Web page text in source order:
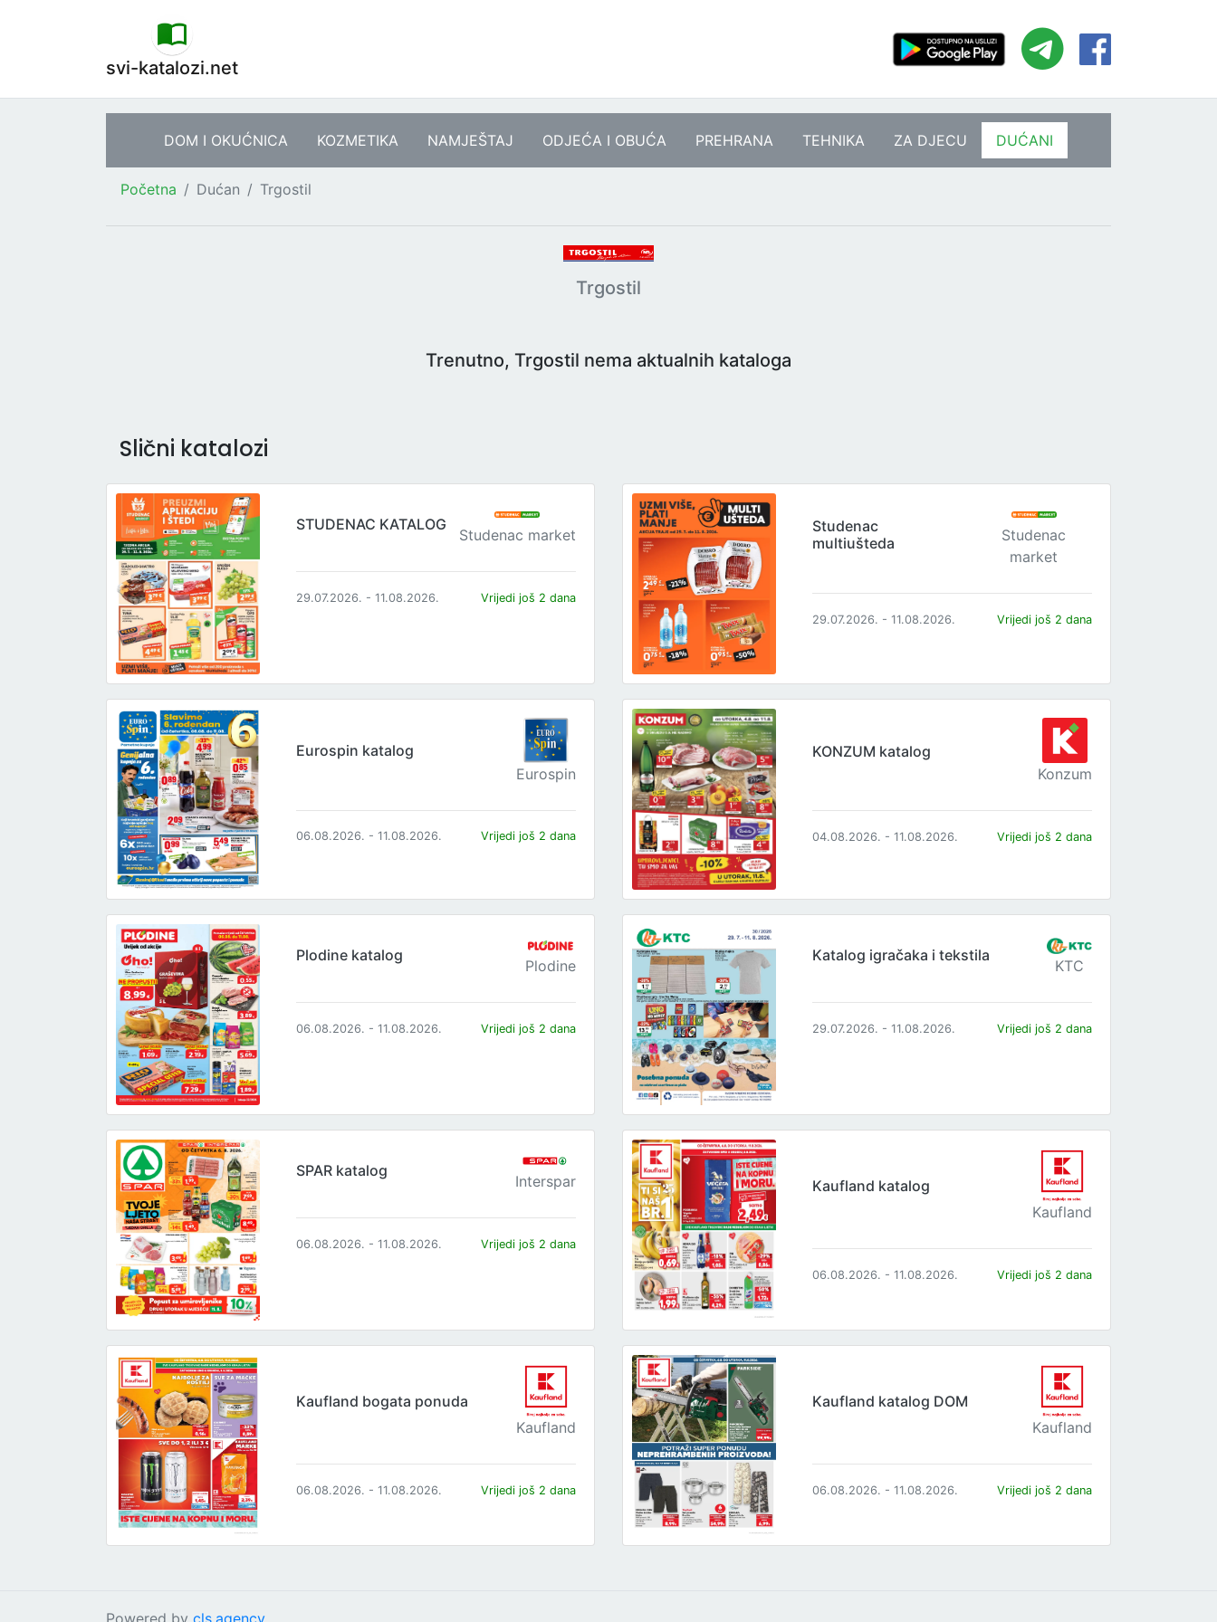
svi-katalozi.net
DOM I OKUĆNICA KOZMETIKA NAMJEŠTAJ ODJEĆA I OBUĆA PREHRANA TEHNIKA ZA DJECU DUĆANI
Početna Dućan Trgostil
Trgostil
Trenutno, Trgostil nema aktualnih kataloga
Slični katalozi
STUDENAC KATALOG
Studenac market
29.07.2026. - 11.08.2026. Vrijedi još 2 dana
Studenac
multiušteda
Studenac
market
29.07.2026. - 11.08.2026. Vrijedi još 2 dana
Eurospin katalog
Eurospin
06.08.2026. - 11.08.2026. Vrijedi još 2 dana
KONZUM katalog
Konzum
04.08.2026. - 11.08.2026. Vrijedi još 2 dana
Plodine katalog
Plodine
06.08.2026. - 11.08.2026. Vrijedi još 2 dana
Katalog igračaka i tekstila
KTC
29.07.2026. - 11.08.2026. Vrijedi još 2 dana
SPAR katalog
Interspar
06.08.2026. - 11.08.2026. Vrijedi još 2 dana
Kaufland katalog
Kaufland
06.08.2026. - 11.08.2026. Vrijedi još 2 dana
Kaufland bogata ponuda
Kaufland
06.08.2026. - 11.08.2026. Vrijedi još 2 dana
Kaufland katalog DOM
Kaufland
06.08.2026. - 11.08.2026. Vrijedi još 2 dana
Powered by cls.agency